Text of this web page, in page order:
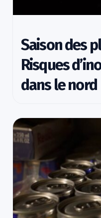
Saison des
Risques
dans le nord